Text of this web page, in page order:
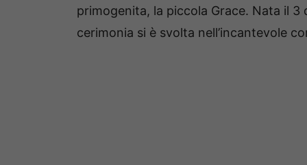
primogenita, la piccola Grace. Nata il
cerimonia si è svolta nell’incantevole